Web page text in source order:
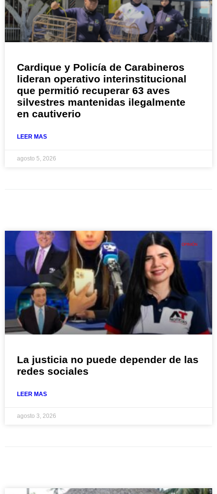
Cardique y Policía de Carabineros
lideran operativo interinstitucional
que permitió recuperar 63 aves
silvestres mantenidas ilegalmente
en cautiverio
LEER MAS
agosto 5, 2026
OPINIÓN
La justicia no puede depender de las
redes sociales
LEER MAS
agosto 3, 2026